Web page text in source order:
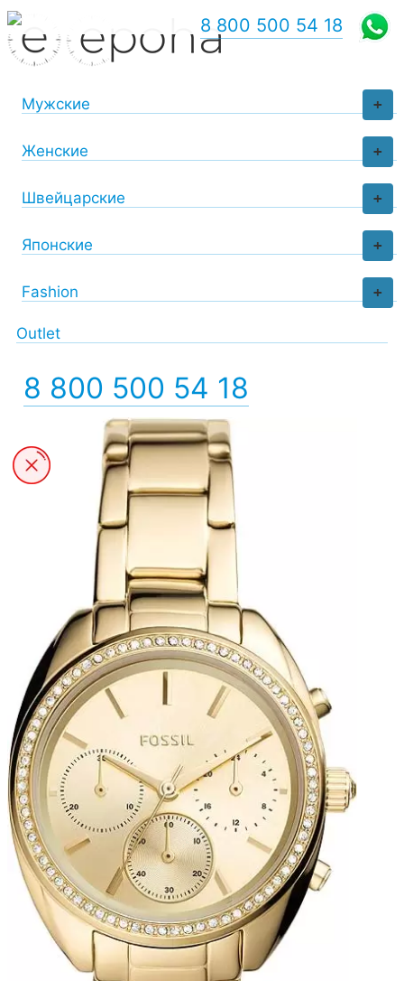
+
Мужские
+
Женские
+
Швейцарские
+
Японские
+
Fashion
Outlet
8 800 500 54 18
8 800 500 54 18